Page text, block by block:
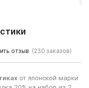
отзыв (230 заказов)
от японской марки